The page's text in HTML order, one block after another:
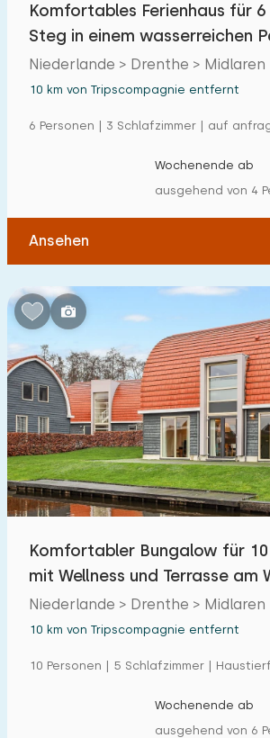
Komfortables Ferienhaus für
Steg in einem wasserreichen
Drenthe
Niederlande > Drenthe > Midlaren
10 km von Tripscompagnie entfernt
6 Personen | 3 Schlafzimmer | auf
Wochenende ab
ausgehend von 4
Ansehen
Komfortabler Bungalow für 10
mit Wellness und Terrasse am
Drenthe
Niederlande > Drenthe > Midlaren
10 km von Tripscompagnie entfernt
10 Personen | 5 Schlafzimmer |
Wochenende ab
ausgehend von 6